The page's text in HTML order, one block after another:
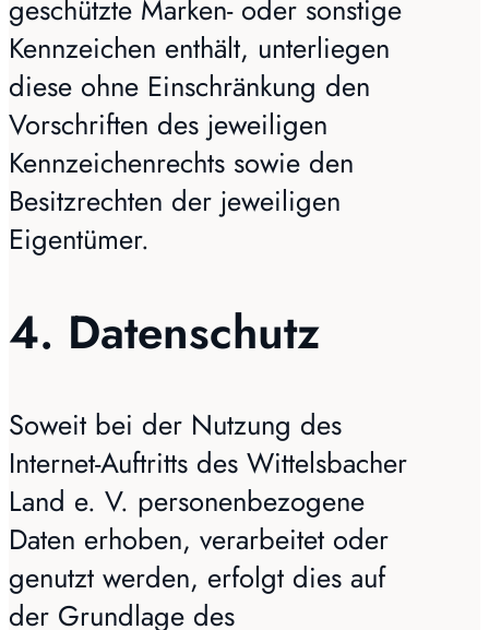
geschützte Marken- oder sonstige
Kennzeichen enthält, unterliegen
diese ohne Einschränkung den
Vorschriften des jeweiligen
Kennzeichenrechts sowie den
Besitzrechten der jeweiligen
Eigentümer.
4. Datenschutz
Soweit bei der Nutzung des
Internet-Auftritts des Wittelsbacher
Land e. V. personenbezogene
Daten erhoben, verarbeitet oder
genutzt werden, erfolgt dies auf
der Grundlage des